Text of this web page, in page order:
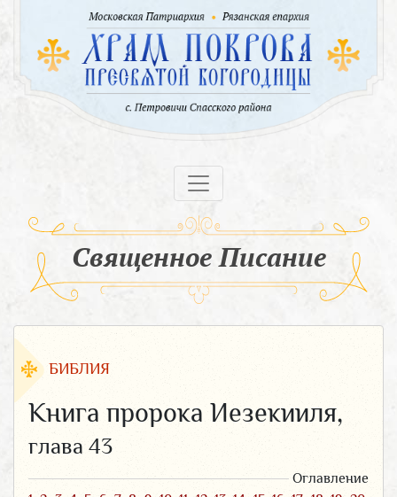
Священное Писание
БИБЛИЯ
Книга пророка Иезекииля,
глава 43
Оглавление